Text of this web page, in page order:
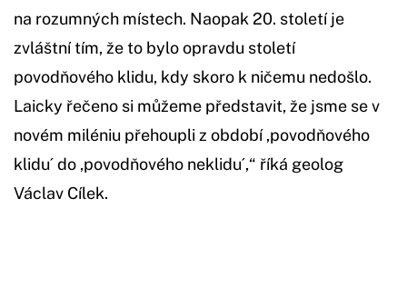
na rozumných místech. Naopak 20. století je
zvláštní tím, že to bylo opravdu století
povodňového klidu, kdy skoro k ničemu nedošlo.
Laicky řečeno si můžeme představit, že jsme se v
novém miléniu přehoupli z období ,povodňového
klidu´ do ,povodňového neklidu´,“ říká geolog
Václav Cílek.